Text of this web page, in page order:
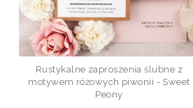
Rustykalne zaproszenia ślubne z
motywem różowych piwonii - Sweet
Peony